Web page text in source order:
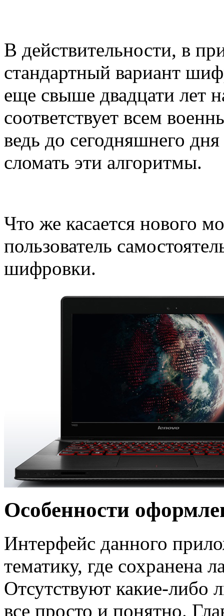
В действительности, в
стандартный вариант
еще свыше двадцати лет
соответствует всем
ведь до сегодняшнего
сломать эти алгоритмы.
Что же касается нового
пользователь
шифровки.
Особенности
Интерфейс данного
тематику, где сохранена
Отсутствуют какие-
все просто и понятно.